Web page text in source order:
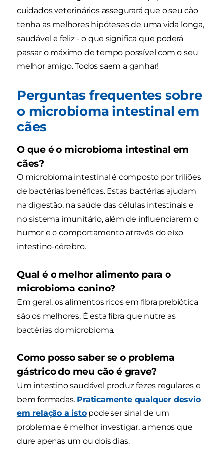
cuidados veterinários assegurará que o seu cão
tenha as melhores hipóteses de uma vida longa,
saudável e feliz - o que significa que poderá
passar o máximo de tempo possível com o seu
melhor amigo. Todos saem a ganhar!
Perguntas frequentes sobre
o microbioma intestinal em
cães
O que é o microbioma intestinal em
cães?
O microbioma intestinal é composto por triliões
de bactérias benéficas. Estas bactérias ajudam
na digestão, na saúde das células intestinais e
no sistema imunitário, além de influenciarem o
humor e o comportamento através do eixo
intestino-cérebro.
Qual é o melhor alimento para o
microbioma canino?
Em geral, os alimentos ricos em fibra prebiótica
são os melhores. É esta fibra que nutre as
bactérias do microbioma.
Como posso saber se o problema
gástrico do meu cão é grave?
Um intestino saudável produz fezes regulares e
bem formadas. Praticamente qualquer desvio
em relação a istopode ser sinal de um
problema e é melhor investigar, a menos que
dure apenas um ou dois dias.